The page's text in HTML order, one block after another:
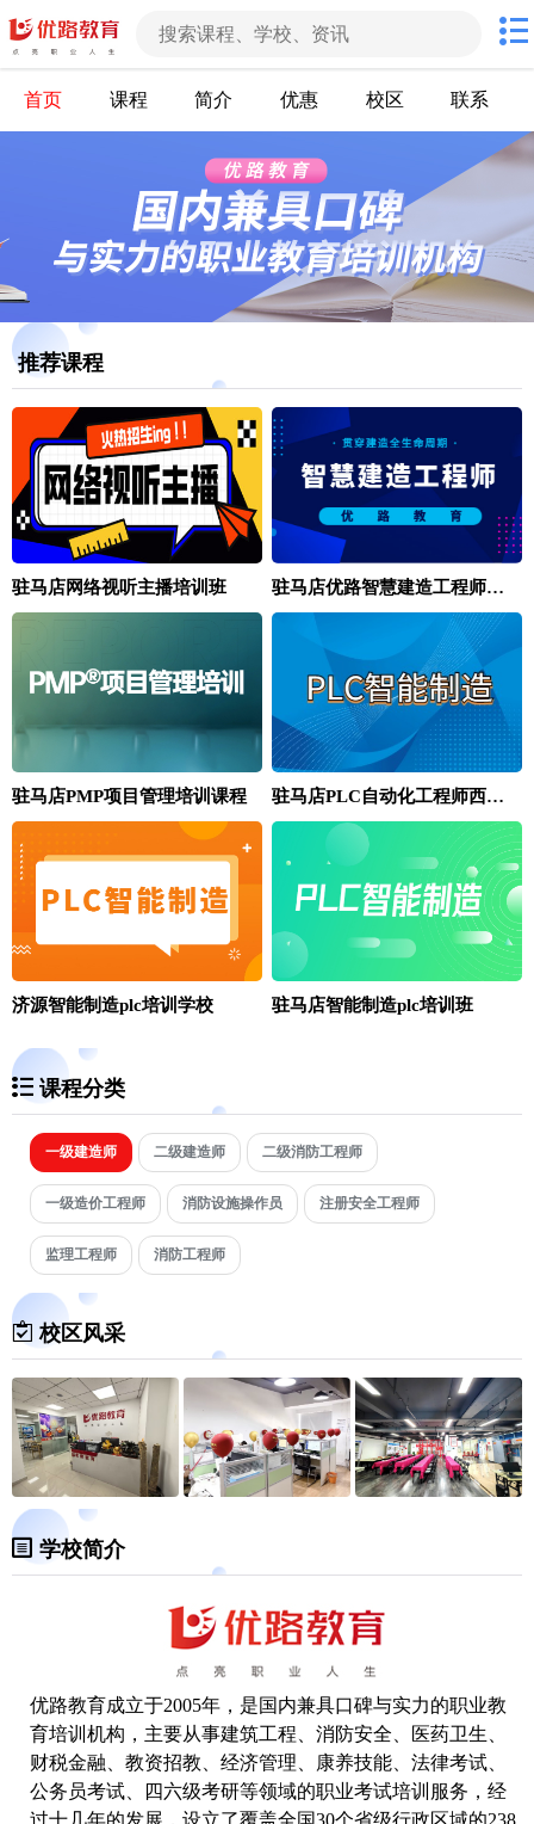
首页 课程 简介 优惠 校区 联系
推荐课程
驻马店网络视听主播培训班 驻马店优路智慧建造工程师培训班
驻马店PMP项目管理培训课程 驻马店PLC自动化工程师西门子S7-1200/1500编程班
济源智能制造plc培训学校 驻马店智能制造plc培训班
课程分类
一级建造师 二级建造师 二级消防工程师
一级造价工程师 消防设施操作员 注册安全工程师
监理工程师 消防工程师
校区风采
学校简介
优路教育成立于2005年，是国内兼具口碑与实力的职业教
育培训机构，主要从事建筑工程、消防安全、医药卫生、
财税金融、教资招教、经济管理、康养技能、法律考试、
公务员考试、四六级考研等领域的职业考试培训服务，经